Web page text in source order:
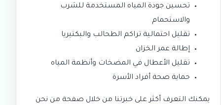
تحسين جودة المياه المستخدمة للشرب
والاستحمام
تقليل احتمالية تراكم الطحالب والبكتيريا
إطالة عمر الخزان
تقليل الأعطال في المضخات وأنظمة المياه
حماية صحة أفراد الأسرة
يمكنك التعرف أكثر على خبرتنا من خلال صفحة من نحن